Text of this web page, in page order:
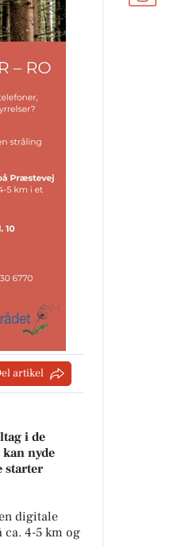
artikel
i de
nyde
starter
digitale
ca. 4-5 km og